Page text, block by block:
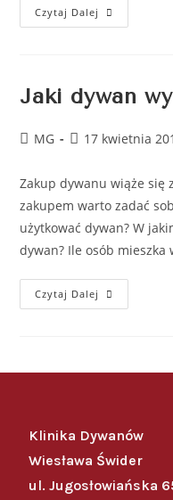
Czytaj Dalej
Jaki dywan
MG 17 kwietnia
Zakup dywanu wiąże się
zakupem warto zadać
użytkować dywan? W
dywan? Ile osób mieszka
Czytaj Dalej
Klinika Dywanów
Wiesława Świder
ul. Jugosłowiańska